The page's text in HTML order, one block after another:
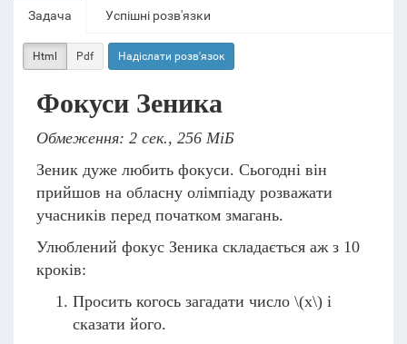
Задача Успішні розв'язки
Html Pdf Надіслати розв'язок
Фокуси Зеника
Обмеження: 2 сек., 256 МіБ
Зеник дуже любить фокуси. Сьогодні він
прийшов на обласну олімпіаду розважати
учасників перед початком змагань.
Улюблений фокус Зеника складається аж з 10
кроків:
Просить когось загадати число \(x\) і
сказати його.